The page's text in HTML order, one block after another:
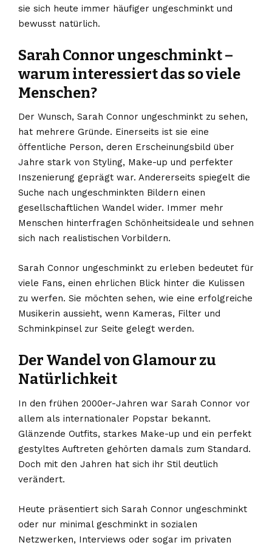
sie sich heute immer häufiger ungeschminkt und
bewusst natürlich.
Sarah Connor ungeschminkt –
warum interessiert das so viele
Menschen?
Der Wunsch, Sarah Connor ungeschminkt zu sehen,
hat mehrere Gründe. Einerseits ist sie eine
öffentliche Person, deren Erscheinungsbild über
Jahre stark von Styling, Make-up und perfekter
Inszenierung geprägt war. Andererseits spiegelt die
Suche nach ungeschminkten Bildern einen
gesellschaftlichen Wandel wider. Immer mehr
Menschen hinterfragen Schönheitsideale und sehnen
sich nach realistischen Vorbildern.
Sarah Connor ungeschminkt zu erleben bedeutet für
viele Fans, einen ehrlichen Blick hinter die Kulissen
zu werfen. Sie möchten sehen, wie eine erfolgreiche
Musikerin aussieht, wenn Kameras, Filter und
Schminkpinsel zur Seite gelegt werden.
Der Wandel von Glamour zu
Natürlichkeit
In den frühen 2000er-Jahren war Sarah Connor vor
allem als internationaler Popstar bekannt.
Glänzende Outfits, starkes Make-up und ein perfekt
gestyltes Auftreten gehörten damals zum Standard.
Doch mit den Jahren hat sich ihr Stil deutlich
verändert.
Heute präsentiert sich Sarah Connor ungeschminkt
oder nur minimal geschminkt in sozialen
Netzwerken, Interviews oder sogar im privaten